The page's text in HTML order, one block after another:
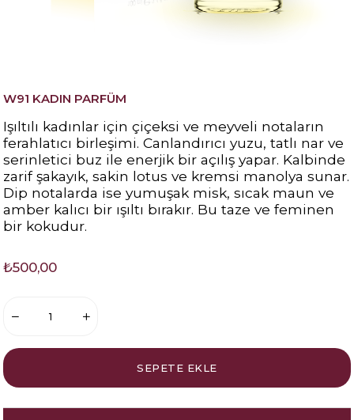
W91 KADIN PARFÜM
Işıltılı kadınlar için çiçeksi ve meyveli notaların
ferahlatıcı birleşimi. Canlandırıcı yuzu, tatlı nar ve
serinletici buz ile enerjik bir açılış yapar. Kalbinde
zarif şakayık, sakin lotus ve kremsi manolya sunar.
Dip notalarda ise yumuşak misk, sıcak maun ve
amber kalıcı bir ışıltı bırakır. Bu taze ve feminen
bir kokudur.
₺500,00